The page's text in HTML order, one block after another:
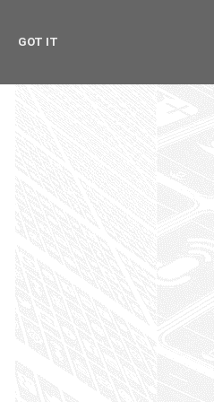
GOT IT